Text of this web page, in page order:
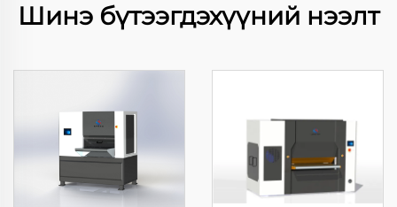
Шинэ бүтээгдэхүүний нээлт